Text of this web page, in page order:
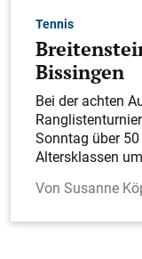
Tennis
Bissingen
Bei der achten
Sonntag über
Altersklassen
Susanne